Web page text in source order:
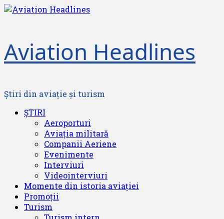
Skip
Aviation Headlines
Știri din aviație și turism
Primary
ȘTIRI
Aeroporturi
Aviația militară
Companii Aeriene
Evenimente
Interviuri
Videointerviuri
Momente din istoria aviației
Promoții
Turism